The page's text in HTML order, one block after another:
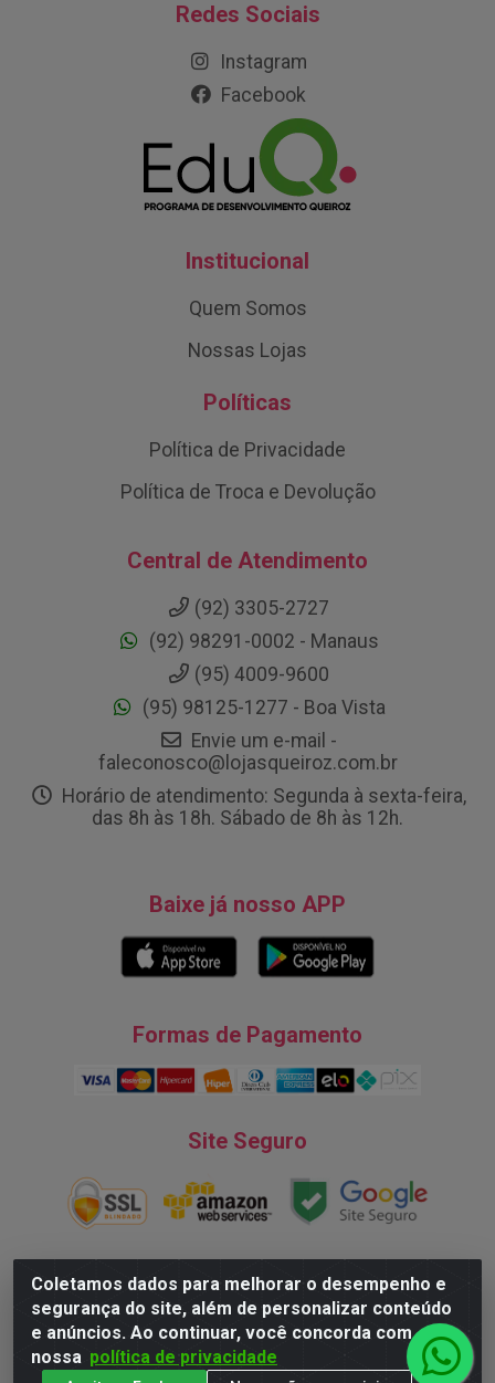
Coletamos dados para melhorar o desempenho e
segurança do site, além de personalizar conteúdo
e anúncios. Ao continuar, você concorda com
nossa política de privacidade
Redes Sociais
Instagram
Facebook
Institucional
Quem Somos
Nossas Lojas
Políticas
Política de Privacidade
Política de Troca e Devolução
Central de Atendimento
(92) 3305-2727
(92) 98291-0002 - Manaus
(95) 4009-9600
(95) 98125-1277 - Boa Vista
Envie um e-mail -
faleconosco@lojasqueiroz.com.br
Horário de atendimento: Segunda à sexta-feira,
das 8h às 18h. Sábado de 8h às 12h.
Baixe já nosso APP
Formas de Pagamento
Site Seguro
Natureza Comércio de Descartáveis LTDA - Endereço: Av. do
Turismo, 28, Tarumã - CNPJ:08.038.545/0001-07 © 2016
Todos dos direitos reservados.